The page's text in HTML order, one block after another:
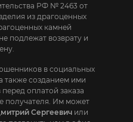
РФ № 2463 от
из драгоценных
камней
подлежат возврату и
в социальных
также созданием ими
оплатой заказа
получателя. Им может
Сергеевич или